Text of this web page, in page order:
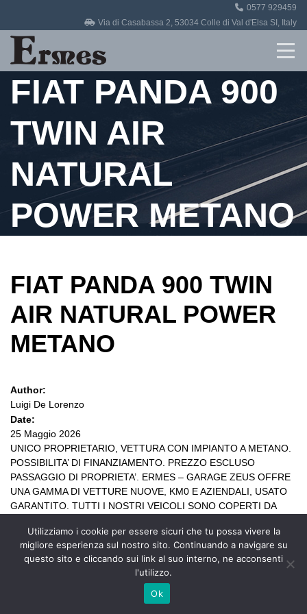
0577 929459
Via di Casabassa 2, 53034 Colle di Val d'Elsa SI, Italy
Revisioni
Officina
Auto in vendita
Contatti
FIAT PANDA 900
TWIN AIR
NATURAL
POWER METANO
FIAT PANDA 900 TWIN
AIR NATURAL POWER
METANO
Author:
Luigi De Lorenzo
Date:
25 Maggio 2026
UNICO PROPRIETARIO, VETTURA CON IMPIANTO A METANO.
POSSIBILITA’ DI FINANZIAMENTO. PREZZO ESCLUSO
PASSAGGIO DI PROPRIETA’. ERMES – GARAGE ZEUS OFFRE
UNA GAMMA DI VETTURE NUOVE, KM0 E AZIENDALI, USATO
GARANTITO. TUTTI I NOSTRI VEICOLI SONO COPERTI DA
ANCORA COPERTI DALLA GARANZIA ORIGINALE DELLA CASA.
Nota bene […]
Utilizziamo i cookie per essere sicuri che tu possa vivere la
migliore esperienza sul nostro sito. Continuando a navigare su
questo sito e cliccando sui link al suo interno, ne acconsenti
l'utilizzo.
Ok